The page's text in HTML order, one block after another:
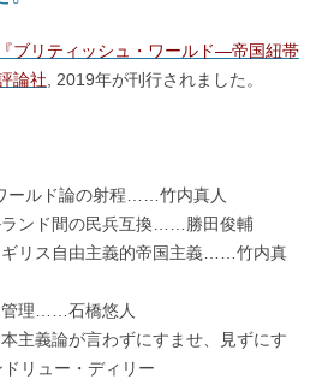
ブリティッシュ・ワールド―帝国紐帯
論社 , 2019年が刊行されました。
ールド論の射程……竹内真人
ランド間の民兵互換……勝田俊輔
リス自由主義的帝国主義……竹内真
管理……石橋悠人
主義論が言わずにすませ、見ずにす
リュー・ディリー